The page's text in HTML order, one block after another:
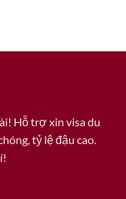
Hỗ trợ xin visa du
tỷ lệ đậu cao.